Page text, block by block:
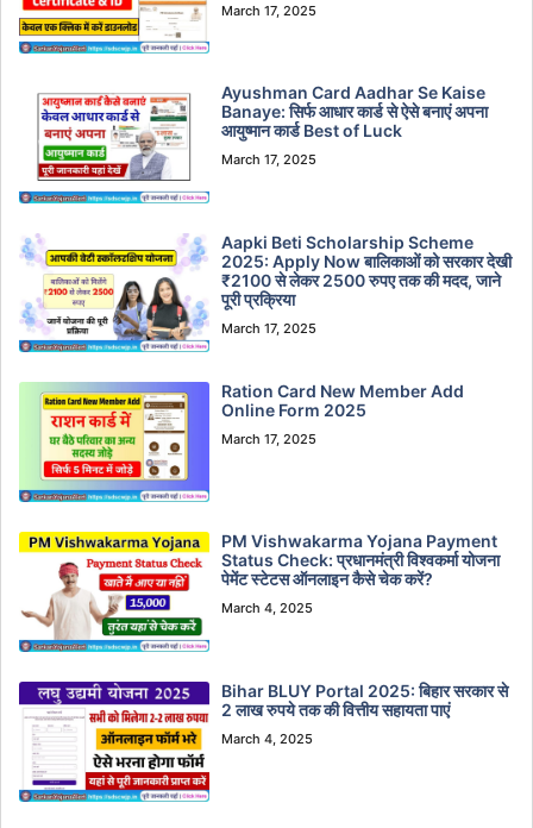
March 17, 2025
Ayushman Card Aadhar Se Kaise
Banaye: सिर्फ आधार कार्ड से ऐसे बनाएं अपना
आयुष्मान कार्ड Best of Luck
March 17, 2025
Aapki Beti Scholarship Scheme
2025: Apply Now बालिकाओं को सरकार देखी
₹2100 से लेकर 2500 रुपए तक की मदद, जाने
पूरी प्रक्रिया
March 17, 2025
Ration Card New Member Add
Online Form 2025
March 17, 2025
PM Vishwakarma Yojana Payment
Status Check: प्रधानमंत्री विश्वकर्मा योजना
पेमेंट स्टेटस ऑनलाइन कैसे चेक करें?
March 4, 2025
Bihar BLUY Portal 2025: बिहार सरकार से
2 लाख रुपये तक की वित्तीय सहायता पाएं
March 4, 2025